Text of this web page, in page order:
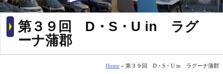
第３９回 D・S・U in ラグ
ーナ蒲郡
Home » 第３９回 D・S・U in ラグーナ蒲郡